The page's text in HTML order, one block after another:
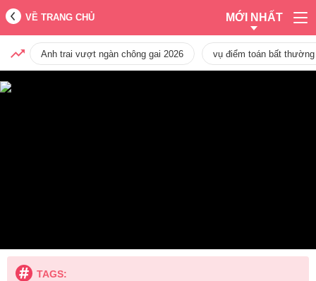
VỀ TRANG CHỦ MỚI NHẤT
Anh trai vượt ngàn chông gai 2026 vụ điểm toán bất
TAGS: